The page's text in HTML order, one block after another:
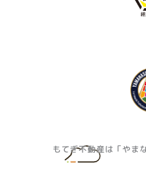
もてぎ不動産は「やま